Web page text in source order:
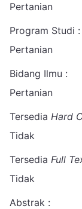
Pertanian
Program Studi :
Pertanian
Bidang Ilmu :
Pertanian
Tersedia Hard
Tidak
Tersedia Full
Tidak
Abstrak :